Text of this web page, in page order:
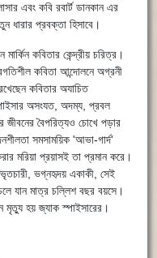
এবং কবি রবার্ট ডানকান এর
ধারার প্রবক্তা হিসাবে।
কবিতার কেন্দ্রীয় চরিত্র।
কবিতা আন্দোলনে অগ্রনী
কবিতার অযাচিত
অসংযত, অদম্য, প্রবল
জীবনের বৈপরিত্যও চোখে পড়ার
সমসাময়িক 'আভা-গার্দ'
মরিয়া প্রয়াসই তা প্রমান করে।
ভগ্নহৃদয় একাকী, সেই
যান মাত্র চল্লিশ বছর বয়সে।
হয় জ্যাক স্পাইসারের।